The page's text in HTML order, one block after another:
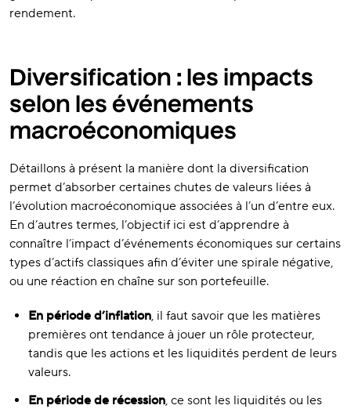
rendement.
Diversification : les impacts
selon les événements
macroéconomiques
Détaillons à présent la manière dont la diversification
permet d’absorber certaines chutes de valeurs liées à
l’évolution macroéconomique associées à l’un d’entre eux.
En d’autres termes, l’objectif ici est d’apprendre à
connaître l’impact d’événements économiques sur certains
types d’actifs classiques afin d’éviter une spirale négative,
ou une réaction en chaîne sur son portefeuille.
En période d’inflation, il faut savoir que les matières
premières ont tendance à jouer un rôle protecteur,
tandis que les actions et les liquidités perdent de leurs
valeurs.
En période de récession, ce sont les liquidités ou les